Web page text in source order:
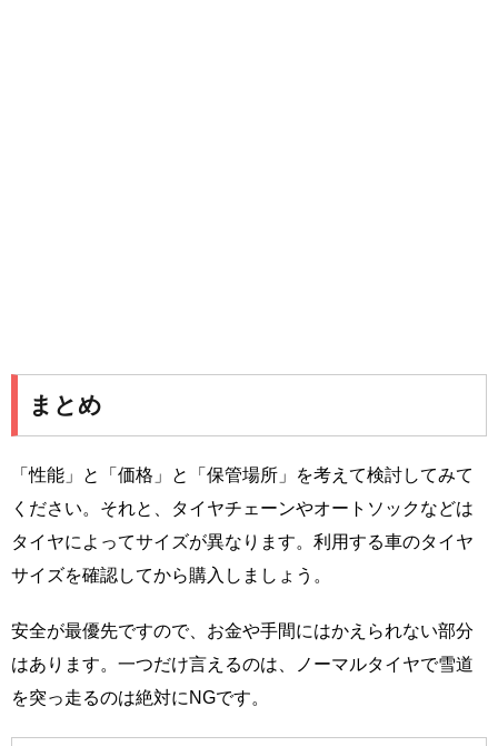
まとめ
「性能」と「価格」と「保管場所」を考えて検討してみて
ください。それと、タイヤチェーンやオートソックなどは
タイヤによってサイズが異なります。利用する車のタイヤ
サイズを確認してから購入しましょう。
安全が最優先ですので、お金や手間にはかえられない部分
はあります。一つだけ言えるのは、ノーマルタイヤで雪道
を突っ走るのは絶対にNGです。